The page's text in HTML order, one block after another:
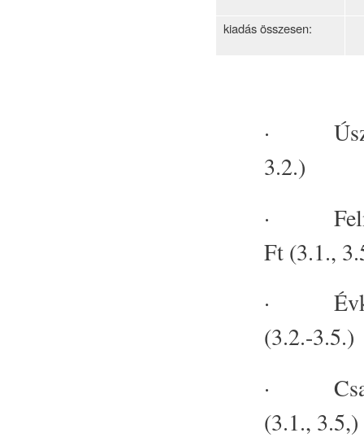
kiadás összesen:
· Úszás
3.2.)
·
Ft (3.1.,
· Évközi
(3.2.-3.5.)
·
(3.1., 3.5,)